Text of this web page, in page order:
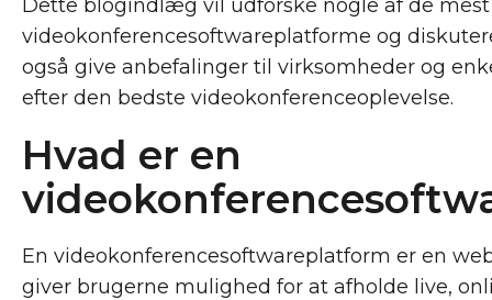
Dette blogindlæg vil udforske nogle af de
videokonferencesoftwareplatforme og
også give anbefalinger til virksomheder og
efter den bedste videokonferenceoplevelse.
Hvad er en
En videokonferencesoftwareplatform er en
giver brugerne mulighed for at afholde live,